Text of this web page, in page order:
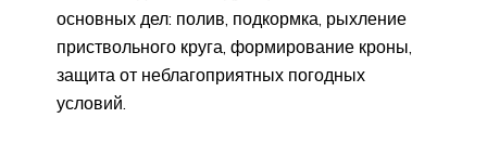
основных дел: полив, подкормка, рыхление
приствольного круга, формирование кроны,
защита от неблагоприятных погодных
условий.